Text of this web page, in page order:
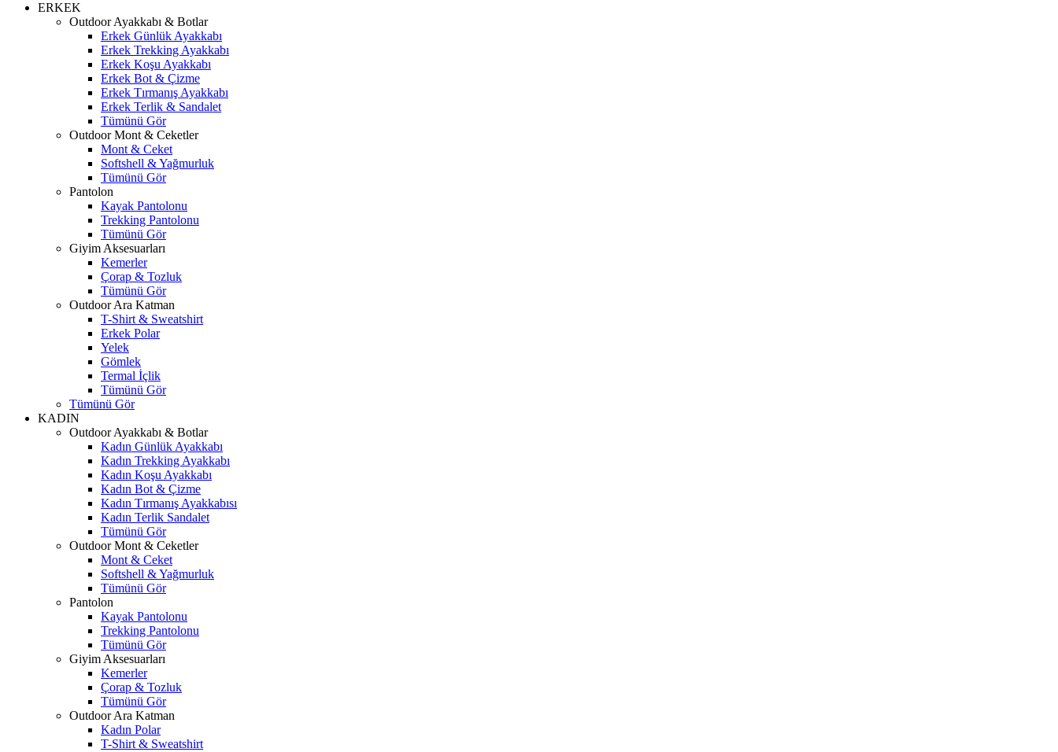
ERKEK
Outdoor Ayakkabı & Botlar
Erkek Günlük Ayakkabı
Erkek Trekking Ayakkabı
Erkek Koşu Ayakkabı
Erkek Bot & Çizme
Erkek Tırmanış Ayakkabı
Erkek Terlik & Sandalet
Tümünü Gör
Outdoor Mont & Ceketler
Mont & Ceket
Softshell & Yağmurluk
Tümünü Gör
Pantolon
Kayak Pantolonu
Trekking Pantolonu
Tümünü Gör
Giyim Aksesuarları
Kemerler
Çorap & Tozluk
Tümünü Gör
Outdoor Ara Katman
T-Shirt & Sweatshirt
Erkek Polar
Yelek
Gömlek
Termal İçlik
Tümünü Gör
Tümünü Gör
KADIN
Outdoor Ayakkabı & Botlar
Kadın Günlük Ayakkabı
Kadın Trekking Ayakkabı
Kadın Koşu Ayakkabı
Kadın Bot & Çizme
Kadın Tırmanış Ayakkabısı
Kadın Terlik Sandalet
Tümünü Gör
Outdoor Mont & Ceketler
Mont & Ceket
Softshell & Yağmurluk
Tümünü Gör
Pantolon
Kayak Pantolonu
Trekking Pantolonu
Tümünü Gör
Giyim Aksesuarları
Kemerler
Çorap & Tozluk
Tümünü Gör
Outdoor Ara Katman
Kadın Polar
T-Shirt & Sweatshirt